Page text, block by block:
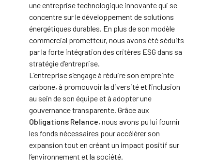
une entreprise technologique innovante qui se
concentre sur le développement de solutions
énergétiques durables. En plus de son modèle
commercial prometteur, nous avons été séduits
par la forte intégration des critères ESG dans sa
stratégie d’entreprise.
L’entreprise s’engage à réduire son empreinte
carbone, à promouvoir la diversité et l’inclusion
au sein de son équipe et à adopter une
gouvernance transparente. Grâce aux
Obligations Relance, nous avons pu lui fournir
les fonds nécessaires pour accélérer son
expansion tout en créant un impact positif sur
l’environnement et la société.